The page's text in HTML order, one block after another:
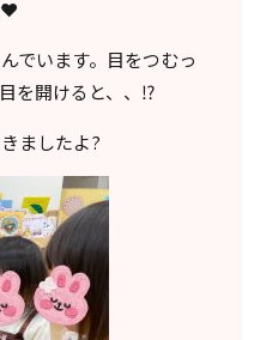
❤️
でいます。目をつむっ
を開けると、、⁉︎
ましたよ?